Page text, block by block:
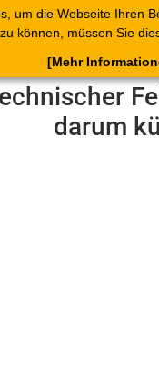
um die Webseite Ihren
können, müssen Sie
[Mehr
Shop Blätterkataloge
darum